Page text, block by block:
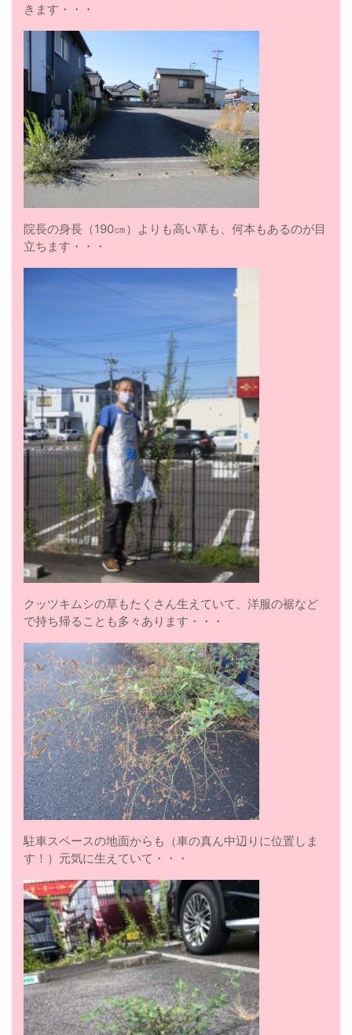
きます・・・
院長の身長（190㎝）よりも高い草も、何本もあるのが目
立ちます・・・
クッツキムシの草もたくさん生えていて、洋服の裾など
で持ち帰ることも多々あります・・・
駐車スペースの地面からも（車の真ん中辺りに位置しま
す！）元気に生えていて・・・